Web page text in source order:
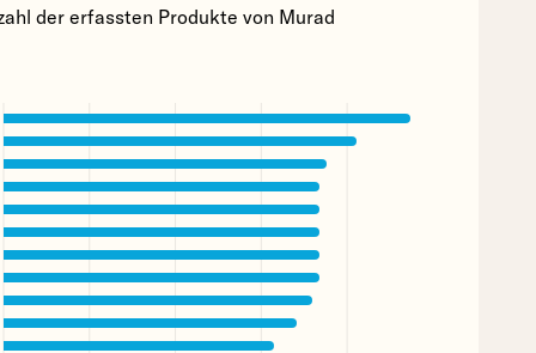
der erfassten Produkte von Murad